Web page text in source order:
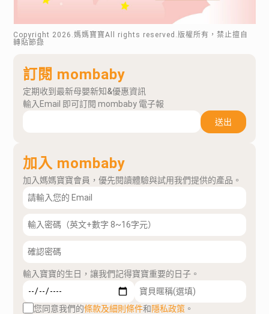
Copyright 2026 .媽媽寶寶All rights reserved.版權所有，禁止擅自
轉貼節錄
訂閱 mombaby
定期收到最新母嬰新知&優惠資訊
輸入Email 即可訂閱 mombaby 電子報
送出
加入 mombaby
加入媽媽寶寶會員，優先閱讀體驗與試用我們提供的產品。
輸入寶寶的生日，讓我們記得寶寶重要的日子。
您同意我們的條款及細則條件和隱私政策 。